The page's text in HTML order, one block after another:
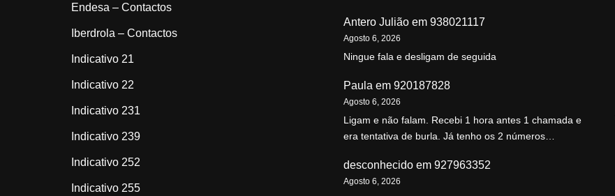
Endesa – Contactos
Iberdrola – Contactos
Indicativo 21
Indicativo 22
Indicativo 231
Indicativo 239
Indicativo 252
Indicativo 255
Antero Julião em 938021117
Agosto 6, 2026
Ningue fala e desligam de seguida
Paula em 920187828
Agosto 6, 2026
Ligam e não falam. Recebi 1 hora antes 1 chamada e
era tentativa de burla. Já tenho os 2 números…
desconhecido em 927963352
Agosto 6, 2026